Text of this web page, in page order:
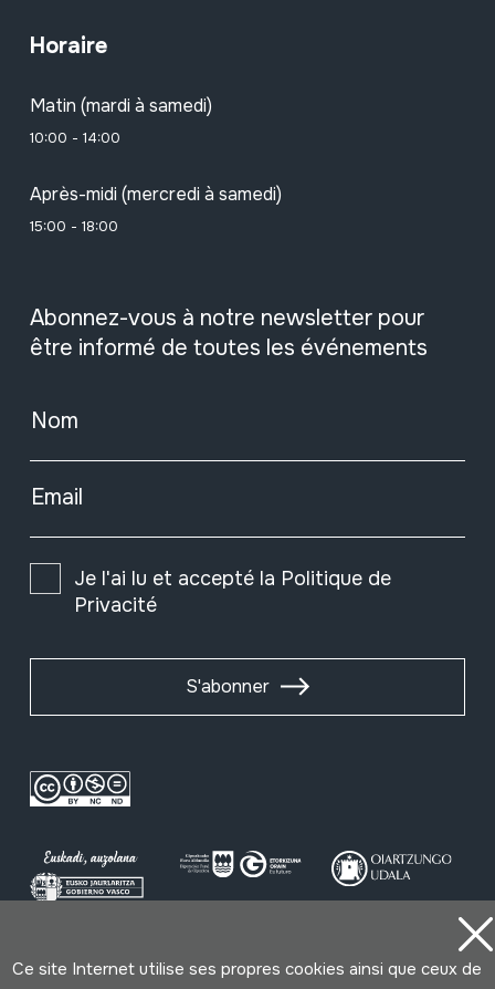
Horaire
Matin (mardi à samedi)
10:00 - 14:00
Après-midi (mercredi à samedi)
15:00 - 18:00
Abonnez-vous à notre newsletter pour
être informé de toutes les événements
Nom
Email
Je l'ai lu et accepté la Politique de
Privacité
S'abonner
Conditions d'Utilisation Politique de Privacité
Ce site Internet utilise ses propres cookies ainsi que ceux de